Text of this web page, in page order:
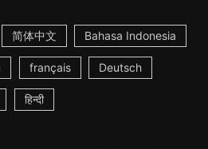
简体中文 Bahasa Indonesia
français Deutsch
हिन्दी